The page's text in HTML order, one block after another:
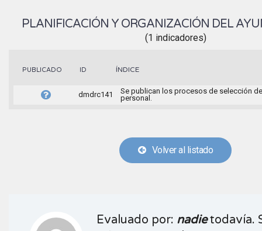
PLANIFICACIÓN Y ORGANIZACIÓN DEL
(1 indicadores)
PUBLICADO ID ÍNDICE
dmdrc141
Se publican los procesos de selección de
personal.
Volver al listado
Evaluado por: nadietodavía.